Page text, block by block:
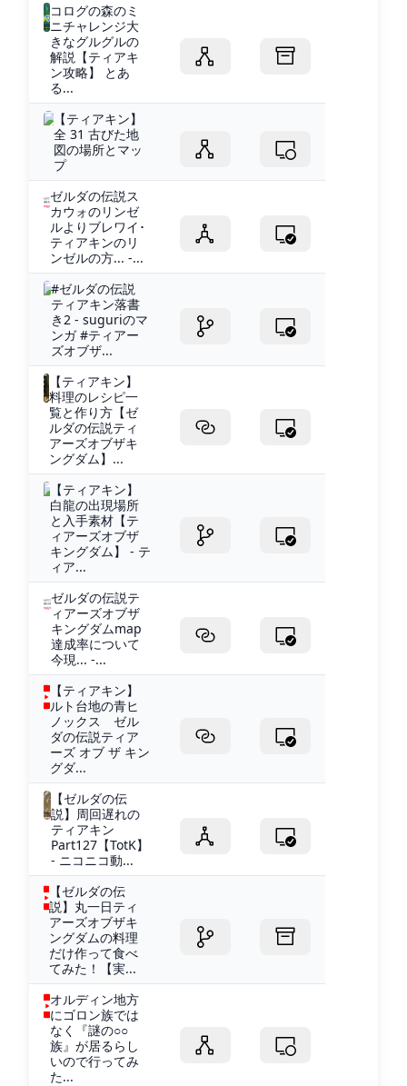
コログの森のミ
ニチャレンジ大
きなグルグルの
解説【ティアキ
ン攻略】 とあ
る...
【ティアキン】
全 31 古びた地
図の場所とマッ
プ
ゼルダの伝説ス
カウォのリンゼ
ルよりブレワイ･
ティアキンのリ
ンゼルの方... -...
#ゼルダの伝説
ティアキン落書
き2 - suguriのマ
ンガ #ティアー
ズオブザ...
【ティアキン】
料理のレシピ一
覧と作り方【ゼ
ルダの伝説ティ
アーズオブザキ
ングダム】...
【ティアキン】
白龍の出現場所
と入手素材【テ
ィアーズオブザ
キングダム】 - テ
ィア...
ゼルダの伝説テ
ィアーズオブザ
キングダムmap
達成率について
今現... -...
【ティアキン】
ルト台地の青ヒ
ノックス ゼル
ダの伝説ティア
ーズ オブ ザ キン
グダ...
【ゼルダの伝
説】周回遅れの
ティアキン
Part127【TotK】
- ニコニコ動...
【ゼルダの伝
説】丸一日ティ
アーズオブザキ
ングダムの料理
だけ作って食べ
てみた！【実...
オルディン地方
にゴロン族では
なく『謎の○○
族』が居るらし
いので行ってみ
た...